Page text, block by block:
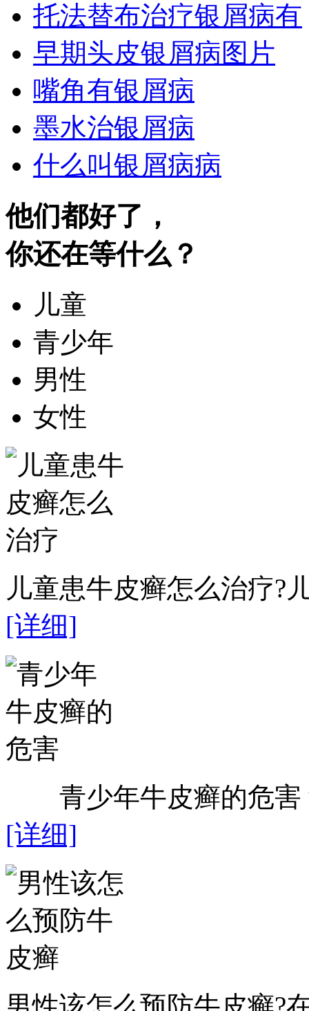
托法替布治疗银屑病有
早期头皮银屑病图片
嘴角有银屑病
墨水治银屑病
什么叫银屑病病
他们都好了，
你还在等什么？
儿童
青少年
男性
女性
儿童患牛皮癣怎么治疗?
[详细]
青少年牛皮癣的危害
[详细]